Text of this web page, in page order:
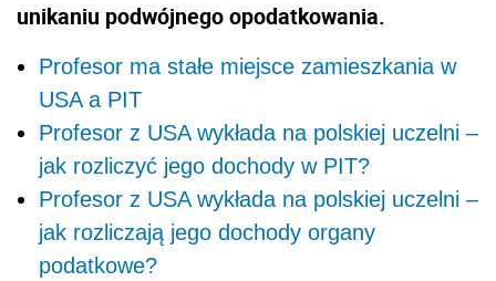
unikaniu podwójnego opodatkowania.
Profesor ma stałe miejsce zamieszkania w
USA a PIT
Profesor z USA wykłada na polskiej uczelni –
jak rozliczyć jego dochody w PIT?
Profesor z USA wykłada na polskiej uczelni –
jak rozliczają jego dochody organy
podatkowe?